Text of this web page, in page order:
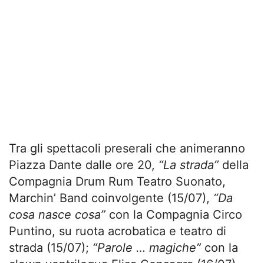
Tra gli spettacoli preserali che animeranno
Piazza Dante dalle ore 20, “La strada” della
Compagnia Drum Rum Teatro Suonato,
Marchin’ Band coinvolgente (15/07), “Da
cosa nasce cosa” con la Compagnia Circo
Puntino, su ruota acrobatica e teatro di
strada (15/07); “Parole … magiche” con la